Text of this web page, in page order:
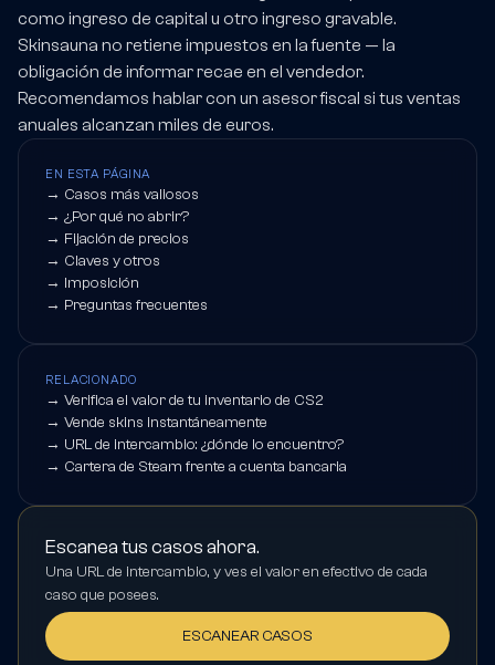
como ingreso de capital u otro ingreso gravable.
Skinsauna no retiene impuestos en la fuente — la
obligación de informar recae en el vendedor.
Recomendamos hablar con un asesor fiscal si tus ventas
anuales alcanzan miles de euros.
EN ESTA PÁGINA
→ Casos más valiosos
→ ¿Por qué no abrir?
→ Fijación de precios
→ Claves y otros
→ Imposición
→ Preguntas frecuentes
RELACIONADO
→ Verifica el valor de tu inventario de CS2
→ Vende skins instantáneamente
→ URL de intercambio: ¿dónde lo encuentro?
→ Cartera de Steam frente a cuenta bancaria
Escanea tus casos ahora.
Una URL de intercambio, y ves el valor en efectivo de cada
caso que posees.
ESCANEAR CASOS